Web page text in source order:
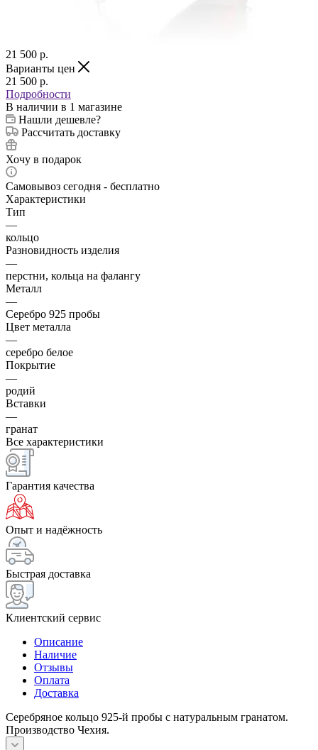
21 500 p.
Варианты цен
21 500 p.
Подробности
В наличии в 1 магазине
Нашли дешевле?
Рассчитать доставку
Хочу в подарок
Самовывоз сегодня - бесплатно
Характеристики
Тип
—
кольцо
Разновидность изделия
—
перстни, кольца на фалангу
Металл
—
Серебро 925 пробы
Цвет металла
—
серебро белое
Покрытие
—
родий
Вставки
—
гранат
Все характеристики
Гарантия качества
Опыт и надёжность
Быстрая доставка
Клиентский сервис
Описание
Наличие
Отзывы
Оплата
Доставка
Серебряное кольцо 925-й пробы с натуральным гранатом.
Производство Чехия.